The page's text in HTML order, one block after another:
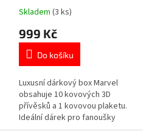
kovová plaketa
Průměrné
produktu
5,0
5
hvězdiček.
Skladem (3 ks)
999 Kč
Do košíku
Luxusní dárkový box Marvel
obsahuje 10 kovových 3D
přívěsků a 1 kovovou plaketu.
Ideální dárek pro fanoušky
superhrdinů 💥🎁 Více produktů